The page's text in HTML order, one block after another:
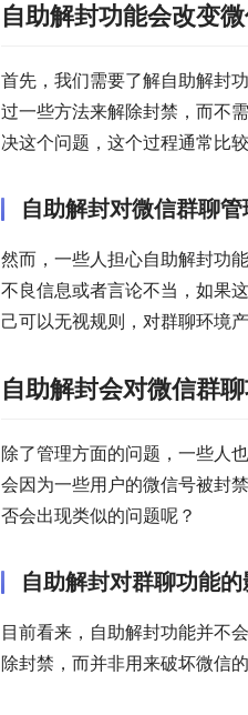
自助解封功能会改变
首先，我们需要了解自助解封
过一些方法来解除封禁，而不
决这个问题，这个过程通常比
自助解封对微信群聊
然而，一些人担心自助解封功
不良信息或者言论不当，如果
己可以无视规则，对群聊环境产
自助解封会对微信群
除了管理方面的问题，一些人
会因为一些用户的微信号被封
否会出现类似的问题呢？
自助解封对群聊功能的
目前看来，自助解封功能并不
除封禁，而并非用来破坏微信